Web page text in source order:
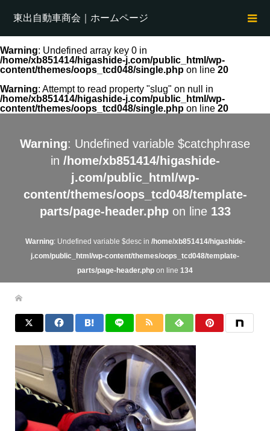
東出自動車商会｜ホームページ
Warning: Undefined array key 0 in
/home/xb851414/higashide-j.com/public_html/wp-
content/themes/oops_tcd048/single.php on line 20
Warning: Attempt to read property "slug" on null in
/home/xb851414/higashide-j.com/public_html/wp-
content/themes/oops_tcd048/single.php on line 20
Warning: Undefined variable $catchphrase
in /home/xb851414/higashide-
j.com/public_html/wp-
content/themes/oops_tcd048/template-
parts/page-header.phpon line 133
Warning: Undefined variable $desc in /home/xb851414/higashide-
j.com/public_html/wp-content/themes/oops_tcd048/template-
parts/page-header.php on line 134